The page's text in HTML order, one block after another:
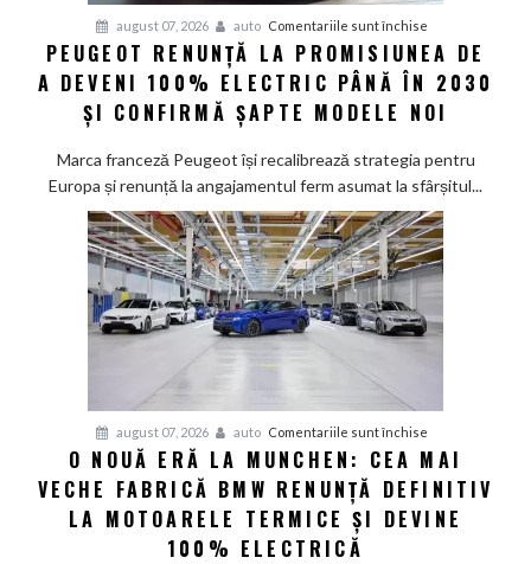
august 07, 2026 auto Comentariile sunt închise
Peugeot
renunță
la
de
a
100%
electric
până
2030
șapte
noi
PEUGEOT RENUNȚĂ LA PROMISIUNEA DE
A DEVENI 100% ELECTRIC PÂNĂ ÎN 2030
ȘI CONFIRMĂ ȘAPTE MODELE NOI
Marca franceză Peugeot își recalibrează strategia pentru
Europa și renunță la angajamentul ferm asumat la sfârșitul...
august 07, 2026 auto Comentariile sunt închise
O
nouă
eră
O NOUĂ ERĂ LA MUNCHEN: CEA MAI
VECHE FABRICĂ BMW RENUNȚĂ DEFINITIV
LA MOTOARELE TERMICE ȘI DEVINE
100% ELECTRICĂ